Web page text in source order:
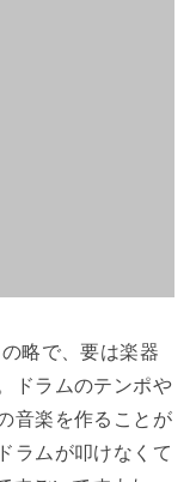
略で、要は楽器
ドラムのテンポや
音楽を作ることが
ラムが叩けなくて